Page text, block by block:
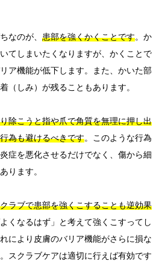
なのが、 患部を強くかくことです。か
てしまいたくなりますが、かくことで
ア機能が低下します。また、かいた部
（しみ）が残ることもあります。
除こうと指や爪で角質を無理に押し出
為も避けるべきです。このような行為
症を悪化させるだけでなく、傷から細
ります。
ラブで患部を強くこすることも逆効果
くなるはず」と考えて強くこすってし
により皮膚のバリア機能がさらに損な
スクラブケアは適切に行えば有効です